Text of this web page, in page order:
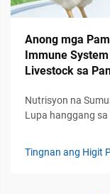
Anong mga
Immune
Livestock sa
Nutrisyon na
Lupa hanggang
papel sa
Tingnan ang Higit